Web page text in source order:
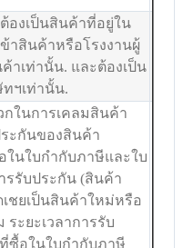
องเป็นสินค้าที่อยู่ใน
าสินค้าหรือโรงงานผู้
าเท่านั้น. และต้องเป็น
ฯเท่านั้น.
ในการเคลมสินค้า
ระกันของสินค้า
ในใบกำกับภาษีและใบ
รรับประกัน (สินค้า
ชยเป็นสินค้าใหม่หรือ
ระยะเวลาการรับ
ซื้อในใบกำกับภาษี